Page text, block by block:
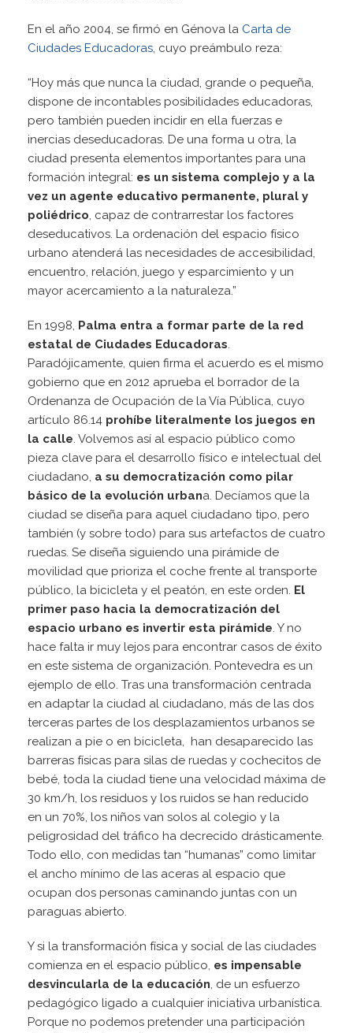
En el año 2004, se firmó en Génova la Carta de
Ciudades Educadoras, cuyo preámbulo reza:
“Hoy más que nunca la ciudad, grande o pequeña,
dispone de incontables posibilidades educadoras,
pero también pueden incidir en ella fuerzas e
inercias deseducadoras. De una forma u otra, la
ciudad presenta elementos importantes para una
formación integral: es un sistema complejo y a la
vez un agente educativo permanente, plural y
poliédrico, capaz de contrarrestar los factores
deseducativos. La ordenación del espacio físico
urbano atenderá las necesidades de accesibilidad,
encuentro, relación, juego y esparcimiento y un
mayor acercamiento a la naturaleza.”
En 1998, Palma entra a formar parte de la red
estatal de Ciudades Educadoras.
Paradójicamente, quien firma el acuerdo es el mismo
gobierno que en 2012 aprueba el borrador de la
Ordenanza de Ocupación de la Vía Pública, cuyo
artículo 86.14 prohíbe literalmente los juegos en
la calle. Volvemos así al espacio público como
pieza clave para el desarrollo físico e intelectual del
ciudadano, a su democratización como pilar
básico de la evolución urbana. Decíamos que la
ciudad se diseña para aquel ciudadano tipo, pero
también (y sobre todo) para sus artefactos de cuatro
ruedas. Se diseña siguiendo una pirámide de
movilidad que prioriza el coche frente al transporte
público, la bicicleta y el peatón, en este orden. El
primer paso hacia la democratización del
espacio urbano es invertir esta pirámide. Y no
hace falta ir muy lejos para encontrar casos de éxito
en este sistema de organización. Pontevedra es un
ejemplo de ello. Tras una transformación centrada
en adaptar la ciudad al ciudadano, más de las dos
terceras partes de los desplazamientos urbanos se
realizan a pie o en bicicleta, han desaparecido las
barreras físicas para silas de ruedas y cochecitos de
bebé, toda la ciudad tiene una velocidad máxima de
30 km/h, los residuos y los ruidos se han reducido
en un 70%, los niños van solos al colegio y la
peligrosidad del tráfico ha decrecido drásticamente.
Todo ello, con medidas tan “humanas” como limitar
el ancho mínimo de las aceras al espacio que
ocupan dos personas caminando juntas con un
paraguas abierto.
Y si la transformación física y social de las ciudades
comienza en el espacio público, es impensable
desvincularla de la educación, de un esfuerzo
pedagógico ligado a cualquier iniciativa urbanística.
Porque no podemos pretender una participación